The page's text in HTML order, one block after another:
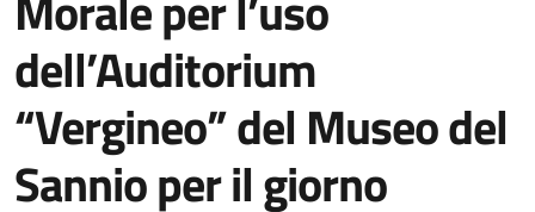
dell’Auditorium
“Vergineo” del Museo del
Sannio per il giorno